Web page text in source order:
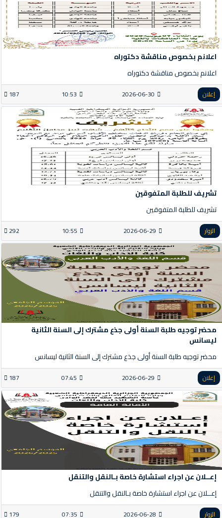
اعلانم بخصوص مناقشة دكتوراه
اعلانم بخصوص مناقشة دكتوراه
إعلان 2026-06-30
10:53
187
تشريف للطلبة المتفوقين
تشريف للطلبة المتفوقين
الزوار 2026-06-29
10:55
292
محضر توجيه طلبة السنة أولى جذع مشترك إلى السنة الثانية
ليسانس
محضر توجيه طلبة السنة أولى جذع مشترك إلى السنة الثانية ليسانس
إعلان 2026-06-29
07:45
187
إعــلان عن اجراء استشارة خاصة بـالنقل والتنقل
إعــلان عن اجراء استشارة خاصة بـالنقل والتنقل
الزوار 2026-06-28
07:35
179